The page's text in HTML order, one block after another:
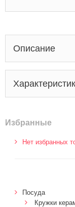
Описание
Избранные
Нет избранных
Посуда
Кружки